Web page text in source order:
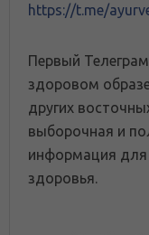
https://t.me/
Первый
здоровом
других
выборочная и
информация для
здоровья.